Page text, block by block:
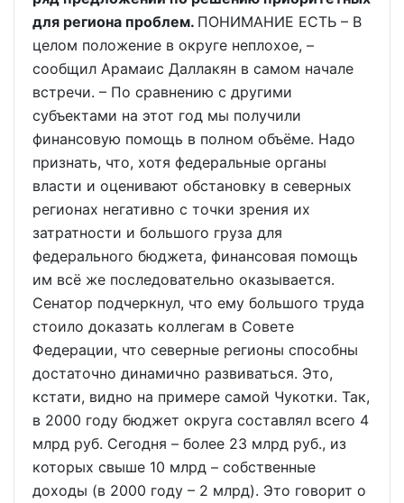
для региона проблем. ПОНИМАНИЕ ЕСТЬ – В
целом положение в округе неплохое, –
сообщил Арамаис Даллакян в самом начале
встречи. – По сравнению с другими
субъектами на этот год мы получили
финансовую помощь в полном объёме. Надо
признать, что, хотя федеральные органы
власти и оценивают обстановку в северных
регионах негативно с точки зрения их
затратности и большого груза для
федерального бюджета, финансовая помощь
им всё же последовательно оказывается.
Сенатор подчеркнул, что ему большого труда
стоило доказать коллегам в Совете
Федерации, что северные регионы способны
достаточно динамично развиваться. Это,
кстати, видно на примере самой Чукотки. Так,
в 2000 году бюджет округа составлял всего 4
млрд руб. Сегодня – более 23 млрд руб., из
которых свыше 10 млрд – собственные
доходы (в 2000 году – 2 млрд). Это говорит о